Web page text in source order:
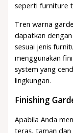
seperti furniture
Tren warna
dapatkan
sesuai jenis
menggunakan
system yang
lingkungan.
Finishing
Apabila Anda
teras, taman